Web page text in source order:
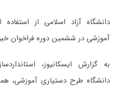
آموزشی در ششمین دوره فراخوان
به گزارش ایسکانیوز،
دانشگاه طرح دستیاری آموزشی،